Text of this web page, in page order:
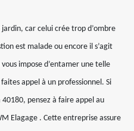
car celui crée trop d’ombre
est malade ou encore il s’agit
impose d’entamer une telle
appel à un professionnel. Si
pensez à faire appel au
Elagage . Cette entreprise assure